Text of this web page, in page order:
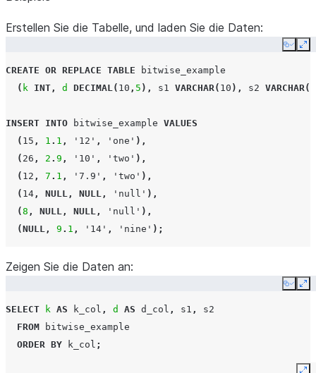
Erstellen Sie die Tabelle, und laden Sie die Daten:
Copy
CREATE OR REPLACE TABLE
bitwise_example
( k INT , d DECIMAL( 10 , 5 ), s1 VARCHAR( 10 ), s2 VARCHAR(
INSERT INTO bitwise_example VALUES
( 15 , 1 . 1 , '12' , 'one' ),
( 26 , 2 . 9 , '10' , 'two' ),
( 12 , 7 . 1 , '7.9' , 'two' ),
( 14 , NULL , NULL , 'null' ),
(8 , NULL , NULL , 'null' ),
(NULL , 9 . 1 , '14' , 'nine' );
Zeigen Sie die Daten an:
Copy
SELECT k AS k_col , d AS d_col , s1 ,
s2
FROM
bitwise_example
ORDER BY k_col ;